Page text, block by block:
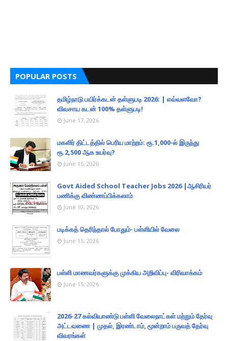
POPULAR POSTS
தமிழ்நாடு பயிர்க்கடன் தள்ளுபடி 2026: | எவ்வளவோ?
விவசாய கடன் 100% தள்ளுபடி!
June 17, 2026
மகளிர் திட்டத்தில் பெரிய மாற்றம்: ரூ.1,000-ல் இருந்து
ரூ.2,500 ஆக உயர்வு?
June 15, 2026
Govt Aided School Teacher Jobs 2026 |ஆசிரியர்
பணிக்கு விண்ணப்பிக்கலாம்
June 10, 2026
படிக்கத் தெரிந்தால் போதும்- பள்ளியில் வேலை
June 15, 2026
பள்ளி மாணவர்களுக்கு முக்கிய அறிவிப்பு- விரிவாக்கம்
June 15, 2026
2026-27 கல்வியாண்டு பள்ளி வேலைநாட்கள் மற்றும் தேர்வு
அட்டவணை | முதல், இரண்டாம், மூன்றாம் பருவத் தேர்வு
விவரங்கள்